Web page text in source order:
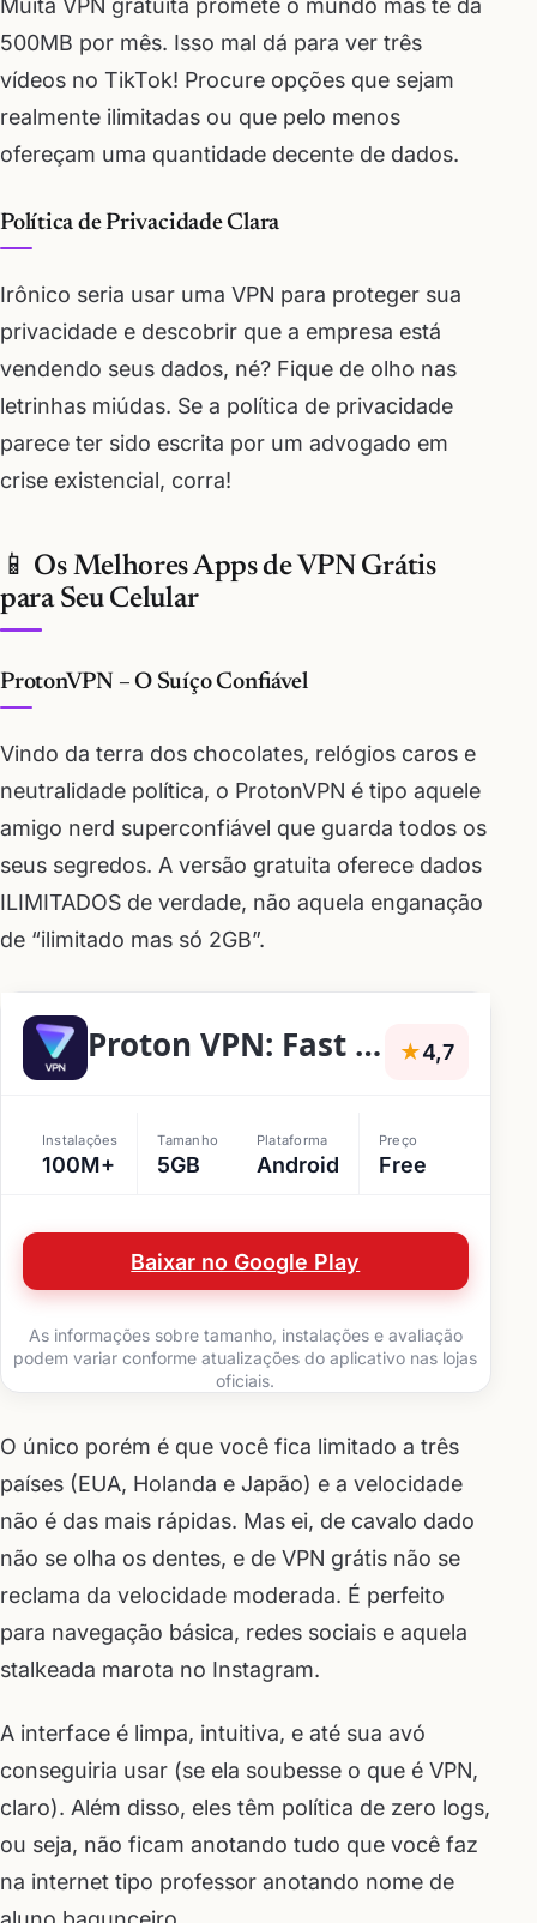
Muita VPN gratuita promete o mundo mas te dá
500MB por mês. Isso mal dá para ver três
vídeos no TikTok! Procure opções que sejam
realmente ilimitadas ou que pelo menos
ofereçam uma quantidade decente de dados.
Política de Privacidade Clara
Irônico seria usar uma VPN para proteger sua
privacidade e descobrir que a empresa está
vendendo seus dados, né? Fique de olho nas
letrinhas miúdas. Se a política de privacidade
parece ter sido escrita por um advogado em
crise existencial, corra!
📱 Os Melhores Apps de VPN Grátis
para Seu Celular
ProtonVPN – O Suíço Confiável
Vindo da terra dos chocolates, relógios caros e
neutralidade política, o ProtonVPN é tipo aquele
amigo nerd superconfiável que guarda todos os
seus segredos. A versão gratuita oferece dados
ILIMITADOS de verdade, não aquela enganação
de “ilimitado mas só 2GB”.
Proton VPN: Fast & Secure VPN ★4,7
Instalações
100M+
Tamanho
5GB
Plataforma
Android
Preço
Free
Baixar no Google Play
As informações sobre tamanho, instalações e avaliação
podem variar conforme atualizações do aplicativo nas lojas
oficiais.
O único porém é que você fica limitado a três
países (EUA, Holanda e Japão) e a velocidade
não é das mais rápidas. Mas ei, de cavalo dado
não se olha os dentes, e de VPN grátis não se
reclama da velocidade moderada. É perfeito
para navegação básica, redes sociais e aquela
stalkeada marota no Instagram.
A interface é limpa, intuitiva, e até sua avó
conseguiria usar (se ela soubesse o que é VPN,
claro). Além disso, eles têm política de zero logs,
ou seja, não ficam anotando tudo que você faz
na internet tipo professor anotando nome de